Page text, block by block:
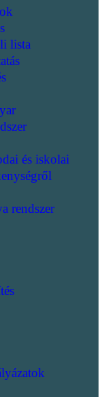
lista
és iskolai
rendszer